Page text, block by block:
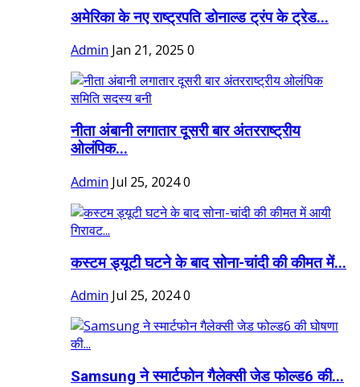
अमेरिका के नए राष्ट्रपति डोनाल्ड ट्रंप के ट्रेड...
Admin Jan 21, 2025 0
नीता अंबानी लगातार दूसरी बार अंतरराष्ट्रीय
ओलंपिक...
Admin Jul 25, 20240
कस्टम ड्यूटी घटने के बाद सोना-चांदी की कीमत में...
Admin Jul 25, 20240
Samsung ने स्मार्टफोन गैलेक्सी जेड फोल्ड6 की...